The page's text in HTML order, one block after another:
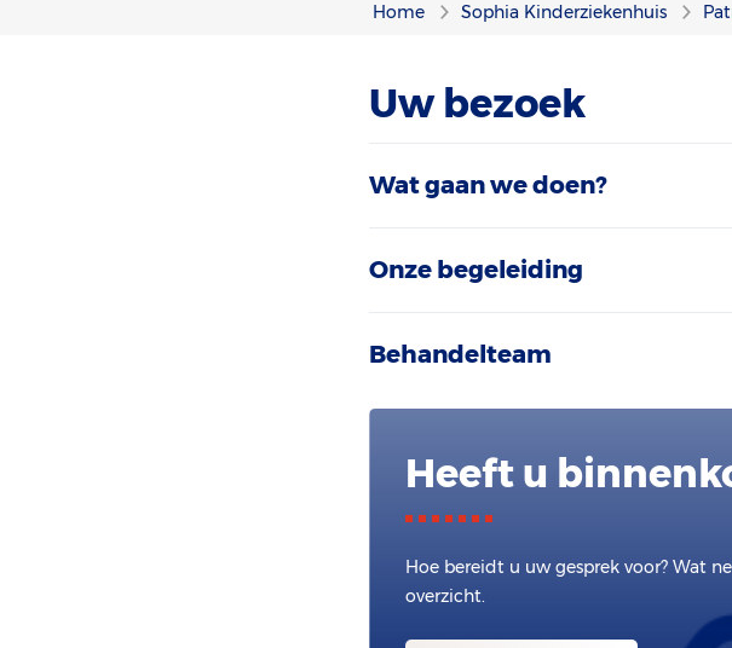
Home Sophia Kinderziekenhuis
Uw bezoek
Wat gaan we doen?
Onze begeleiding
Behandelteam
Heeft u
Hoe bereidt u uw gesprek voor? Wat
overzicht.